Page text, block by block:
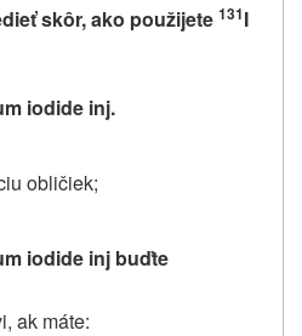
skôr, ako použijete 131I
iodide inj.
obličiek;
iodide inj buďte
ak máte: